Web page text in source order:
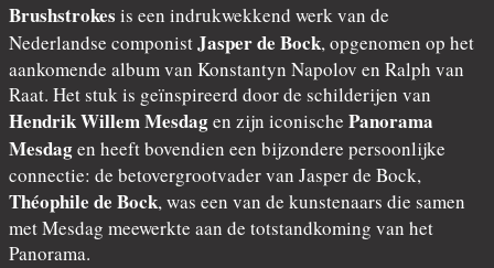
Brushstrokes is een indrukwekkend werk van de
Nederlandse componistJasper de Bock, opgenomen op het
aankomende album van Konstantyn Napolov en Ralph van
Raat. Het stuk is geïnspireerd door de schilderijen van
Hendrik Willem Mesdagen zijn iconische Panorama
Mesdagen heeft bovendien een bijzondere persoonlijke
connectie: de betovergrootvader van Jasper de Bock,
Théophile de Bock, was een van de kunstenaars die samen
met Mesdag meewerkte aan de totstandkoming van het
Panorama.